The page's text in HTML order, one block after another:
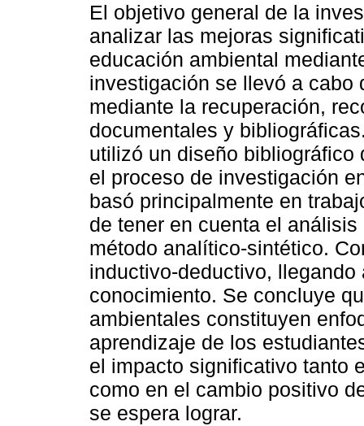
El objetivo general de la
analizar las mejoras
educación ambiental
investigación se llevó a cabo
mediante la recuperación,
documentales y
utilizó un diseño bibliográfico
el proceso de investigación
basó principalmente en
de tener en cuenta el
método analítico-sintético.
inductivo-deductivo,
conocimiento. Se concluye
ambientales constituyen
aprendizaje de los
el impacto significativo tanto
como en el cambio positivo
se espera lograr.